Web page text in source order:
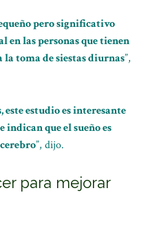
pero significativo
en las personas que tienen
toma de siestas diurnas”,
estudio es interesante
indican que el sueño es
”, dijo.
para mejorar